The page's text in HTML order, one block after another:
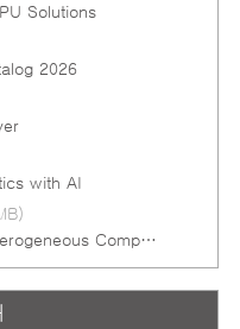
Solutions
2026
with AI
Solution Brief: Optimizing Heterogeneous Computing